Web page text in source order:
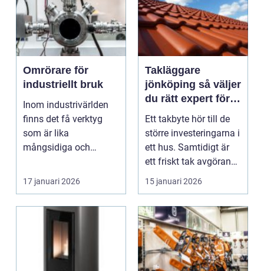
Omrörare för
industriellt bruk
Inom industrivärlden
finns det få verktyg
som är lika
mångsidiga och
17 januari 2026
Takläggare
jönköping så väljer
du rätt expert för
ditt tak
Ett takbyte hör till de
större investeringarna i
ett hus. Samtidigt är
ett friskt tak avgörande
för ...
15 januari 2026